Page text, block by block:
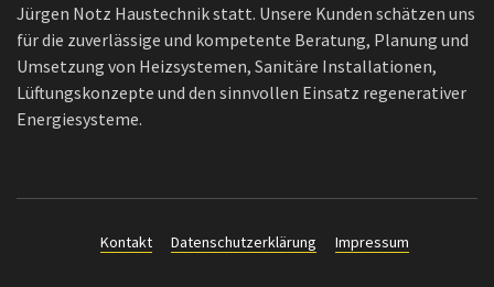
Jürgen Notz Haustechnik statt. Unsere Kunden schätzen uns
für die zuverlässige und kompetente Beratung, Planung und
Umsetzung von Heizsystemen, Sanitäre Installationen,
Lüftungskonzepte und den sinnvollen Einsatz regenerativer
Energiesysteme.
Kontakt Datenschutzerklärung Impressum